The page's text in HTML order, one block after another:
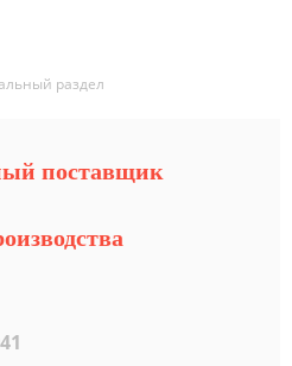
раздел
поставщик